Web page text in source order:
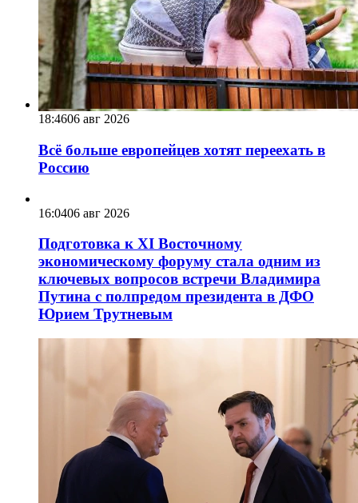
18:4606 авг 2026
Всё больше европейцев хотят переехать в
Россию
16:0406 авг 2026
Подготовка к XI Восточному
экономическому форуму стала одним из
ключевых вопросов встречи Владимира
Путина с полпредом президента в ДФО
Юрием Трутневым